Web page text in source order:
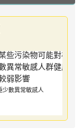
少數異常敏感人